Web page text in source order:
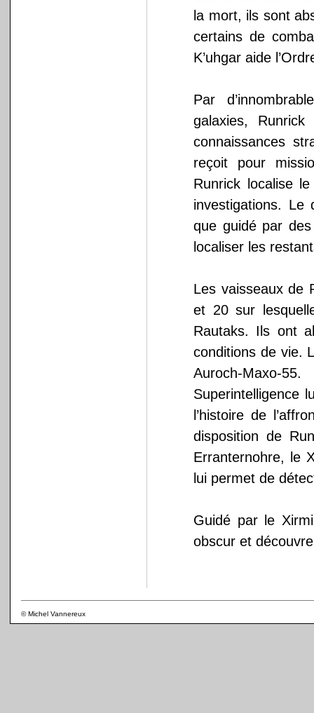
la mort, ils sont
certains de
K’uhgar aide
Par
galaxies,
connaissances
reçoit pour
Runrick localise
investigations. Le
que guidé par
localiser les
Les vaisseaux de
et 20 sur
Rautaks. Ils ont
conditions de vie.
Auroch-Maxo-
Superintelligence
l’histoire de
disposition de
Erranternohre, le
lui permet de
Guidé par le
obscur et
© Michel Vannereux